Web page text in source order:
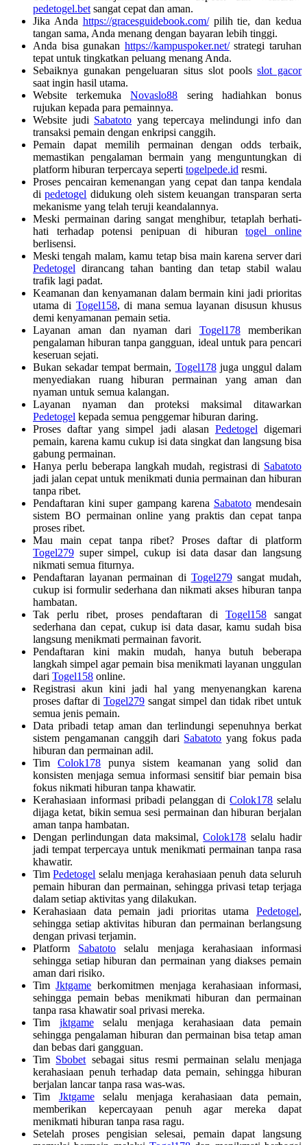
pedetogel.bet sangat cepat dan aman.
Jika Anda https://gracesguidebook.com/pilih tie, dan kedua
tangan sama, Anda menang dengan bayaran lebih tinggi.
Anda bisa gunakan https://kampuspoker.net/strategi taruhan
tepat untuk tingkatkan peluang menang Anda.
Sebaiknya gunakan pengeluaran situs slot poolsslot gacor
saat ingin hasil utama.
Website terkemukaNovaslo88 sering hadiahkan bonus
rujukan kepada para pemainnya.
Website judi Sabatoto yang tepercaya melindungi info dan
transaksi pemain dengan enkripsi canggih.
Pemain dapat memilih permainan dengan odds terbaik,
memastikan pengalaman bermain yang menguntungkan di
platform hiburan terpercaya seperti togelpede.id resmi.
Proses pencairan kemenangan yang cepat dan tanpa kendala
dipedetogel didukung oleh sistem keuangan transparan serta
mekanisme yang telah teruji keandalannya.
Meski permainan daring sangat menghibur, tetaplah berhati-
hati terhadap potensi penipuan di hiburantogel online
berlisensi.
Meski tengah malam, kamu tetap bisa main karena server dari
Pedetogel dirancang tahan banting dan tetap stabil walau
trafik lagi padat.
Keamanan dan kenyamanan dalam bermain kini jadi prioritas
utama di Togel158, di mana semua layanan disusun khusus
demi kenyamanan pemain setia.
Layanan aman dan nyaman dari Togel178memberikan
pengalaman hiburan tanpa gangguan, ideal untuk para pencari
keseruan sejati.
Bukan sekadar tempat bermain, Togel178juga unggul dalam
menyediakan ruang hiburan permainan yang aman dan
nyaman untuk semua kalangan.
Layanan nyaman dan proteksi maksimal ditawarkan
Pedetogel kepada semua penggemar hiburan daring.
Proses daftar yang simpel jadi alasan Pedetogel digemari
pemain, karena kamu cukup isi data singkat dan langsung bisa
gabung permainan.
Hanya perlu beberapa langkah mudah, registrasi di Sabatoto
jadi jalan cepat untuk menikmati dunia permainan dan hiburan
tanpa ribet.
Pendaftaran kini super gampang karena Sabatotomendesain
sistem BO permainan online yang praktis dan cepat tanpa
proses ribet.
Mau main cepat tanpa ribet? Proses daftar di platform
Togel279 super simpel, cukup isi data dasar dan langsung
nikmati semua fiturnya.
Pendaftaran layanan permainan di Togel279sangat mudah,
cukup isi formulir sederhana dan nikmati akses hiburan tanpa
hambatan.
Tak perlu ribet, proses pendaftaran di Togel158sangat
sederhana dan cepat, cukup isi data dasar, kamu sudah bisa
langsung menikmati permainan favorit.
Pendaftaran kini makin mudah, hanya butuh beberapa
langkah simpel agar pemain bisa menikmati layanan unggulan
dari Togel158 online.
Registrasi akun kini jadi hal yang menyenangkan karena
proses daftar di Togel279 sangat simpel dan tidak ribet untuk
semua jenis pemain.
Data pribadi tetap aman dan terlindungi sepenuhnya berkat
sistem pengamanan canggih dari Sabatoto yang fokus pada
hiburan dan permainan adil.
TimColok178 punya sistem keamanan yang solid dan
konsisten menjaga semua informasi sensitif biar pemain bisa
fokus nikmati hiburan tanpa khawatir.
Kerahasiaan informasi pribadi pelanggan diColok178 selalu
dijaga ketat, bikin semua sesi permainan dan hiburan berjalan
aman tanpa hambatan.
Dengan perlindungan data maksimal,Colok178 selalu hadir
jadi tempat terpercaya untuk menikmati permainan tanpa rasa
khawatir.
TimPedetogel selalu menjaga kerahasiaan penuh data seluruh
pemain hiburan dan permainan, sehingga privasi tetap terjaga
dalam setiap aktivitas yang dilakukan.
Kerahasiaan data pemain jadi prioritas utama Pedetogel,
sehingga setiap aktivitas hiburan dan permainan berlangsung
dengan privasi terjamin.
Platform Sabatoto selalu menjaga kerahasiaan informasi
sehingga setiap hiburan dan permainan yang diakses pemain
aman dari risiko.
TimJktgame berkomitmen menjaga kerahasiaan informasi,
sehingga pemain bebas menikmati hiburan dan permainan
tanpa rasa khawatir soal privasi mereka.
Tim jktgameselalu menjaga kerahasiaan data pemain
sehingga pengalaman hiburan dan permainan bisa tetap aman
dan bebas dari gangguan.
Tim Sbobet sebagai situs resmi permainan selalu menjaga
kerahasiaan penuh terhadap data pemain, sehingga hiburan
berjalan lancar tanpa rasa was-was.
Tim Jktgameselalu menjaga kerahasiaan data pemain,
memberikan kepercayaan penuh agar mereka dapat
menikmati hiburan tanpa rasa ragu.
Setelah proses pengisian selesai, pemain dapat langsung